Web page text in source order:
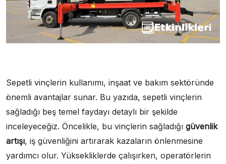
Sepetli vinçlerin kullanımı, inşaat ve bakım sektöründe
önemli avantajlar sunar. Bu yazıda, sepetli vinçlerin
sağladığı beş temel faydayı detaylı bir şekilde
inceleyeceğiz. Öncelikle, bu vinçlerin sağladığı güvenlik
artışı, iş güvenliğini artırarak kazaların önlenmesine
yardımcı olur. Yüksekliklerde çalışırken, operatörlerin